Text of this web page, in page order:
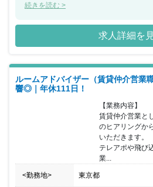
ミックな成長を志向して様々な新規事業
ご来場者などを会員化し、その会員を
や実営業で以下のような”生きているう
ーション提案をしていき、ＬＴＶの最
ス、工場、斎場等）の有効活用を目指
中心に各施設のリノベーションや新規
る方を募集することとなりました。グル
組むなど通常の施設管理とは違い、様
も同社の特徴でもあります。開発業務
となり、資格や豊富な経験を活かして
続きを読む >
求人詳細を
ルームアドバイザー（賃貸仲介営業
響◎｜年休111日！
【業務内容】
賃貸仲介営業と
のヒアリングか
いただきます。
テレアポや飛び
業...
<勤務地> 東京都